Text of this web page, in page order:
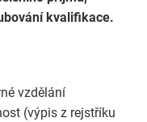
kvalifikace.
vzdělání
(výpis z rejstříku